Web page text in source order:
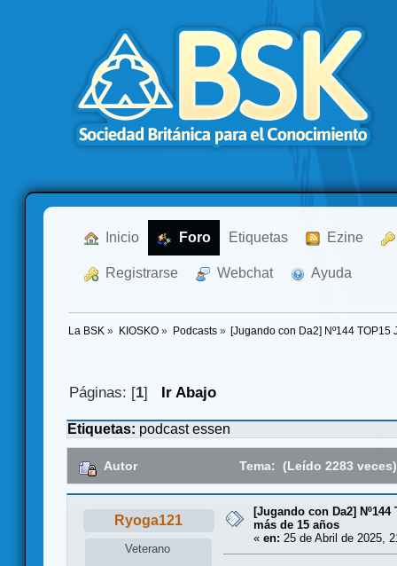
Inicio Foro Etiquetas Ezine
Registrarse Webchat Ayuda
La BSK » KIOSKO» Podcasts» [Jugando con Da2] Nº144
Páginas: [1] Ir Abajo
Etiquetas: podcast essen
Autor Tema: (Leído 2283 veces)
Ryoga121
Veterano
[Jugando con Da2]
más de 15 años
« en: 25 de Abril de 2025,